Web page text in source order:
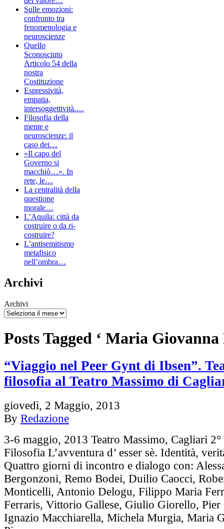
Sulle emozioni:
confronto tra
fenomenologia e
neuroscienze
Quello
Sconosciuto
Articolo 54 della
nostra
Costituzione
Espressività,
empatia,
intersoggettività.…
Filosofia della
mente e
neuroscienze: il
caso dei…
«Il capo del
Governo si
macchiò…». In
rete, le…
La centralità della
questione
morale…
L’Aquila: città da
costruire o da ri-
costruire?
L’antisemitismo
metafisico
nell’ombra…
Archivi
Archivi
Posts Tagged ‘ Maria Giovanna
“Viaggio nel Peer Gynt di Ibsen”.
filosofia al Teatro Massimo di
giovedì, 2 Maggio, 2013
By Redazione
3-6 maggio, 2013 Teatro Massimo, Cagliari
Filosofia L’avventura d’ esser sè. Identità,
Quattro giorni di incontro e dialogo con:
Bergonzoni, Remo Bodei, Duilio Caocci,
Monticelli, Antonio Delogu, Filippo Maria
Ferraris, Vittorio Gallese, Giulio Giorello,
Ignazio Macchiarella, Michela Murgia, Maria